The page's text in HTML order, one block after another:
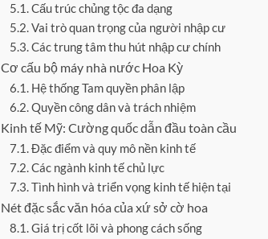
Cấu trúc chủng tộc đa dạng
Vai trò quan trọng của người nhập cư
Các trung tâm thu hút nhập cư chính
Cơ cấu bộ máy nhà nước Hoa Kỳ
Hệ thống Tam quyền phân lập
Quyền công dân và trách nhiệm
Kinh tế Mỹ: Cường quốc dẫn đầu toàn cầu
Đặc điểm và quy mô nền kinh tế
Các ngành kinh tế chủ lực
Tình hình và triển vọng kinh tế hiện tại
Nét đặc sắc văn hóa của xứ sở cờ hoa
Giá trị cốt lõi và phong cách sống